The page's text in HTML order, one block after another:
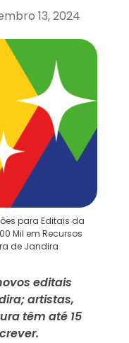
13, 2024
para Editais da
Mil em Recursos
de Jandira
editais
artistas,
têm até 15